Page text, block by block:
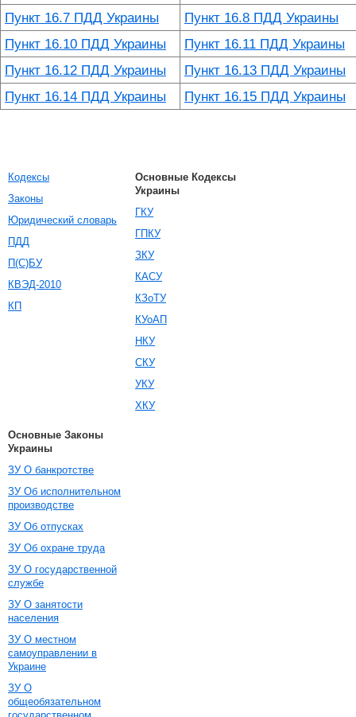
Пункт 16.7 ПДД Украины
Пункт 16.8 ПДД Украины
Пункт 16.10 ПДД Украины
Пункт 16.11 ПДД Украины
Пункт 16.12 ПДД Украины
Пункт 16.13 ПДД Украины
Пункт 16.14 ПДД Украины
Пункт 16.15 ПДД Украины
Кодексы
Законы
Юридический словарь
ПДД
П(С)БУ
КВЭД-2010
КП
Основные Кодексы
Украины
ГКУ
ГПКУ
ЗКУ
КАСУ
КЗоТУ
КУоАП
НКУ
СКУ
УКУ
ХКУ
Основные Законы
Украины
ЗУ О банкротстве
ЗУ Об исполнительном
производстве
ЗУ Об отпусках
ЗУ Об охране труда
ЗУ О государственной
службе
ЗУ О занятости
населения
ЗУ О местном
самоуправлении в
Украине
ЗУ О
общеобязательном